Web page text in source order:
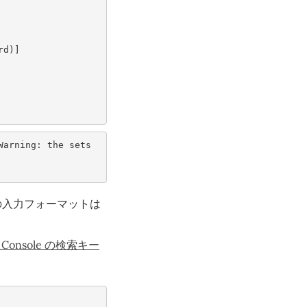
)]
: the
sets
力フォーマットは
の検索キー